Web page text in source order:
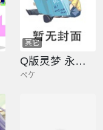
其它
Q版灵梦 永远亭的日常
ペケ